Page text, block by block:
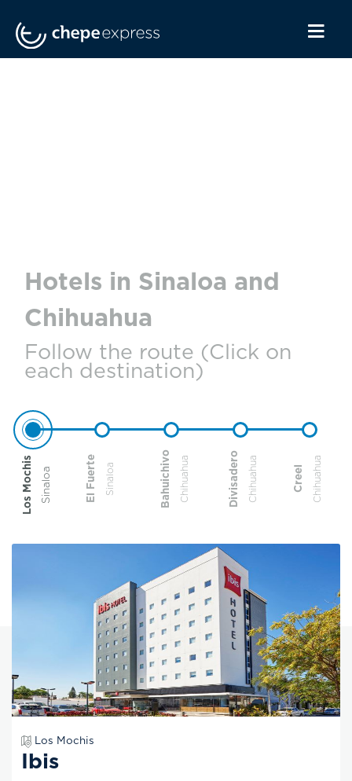
Hotels in Sinaloa and
Chihuahua
Follow the route (Click on
each destination)
Los Mochis Sinaloa El Fuerte Sinaloa Bahuichivo Chihuahua Divisadero Chihuahua Creel Chihuahua
Los Mochis
Ibis